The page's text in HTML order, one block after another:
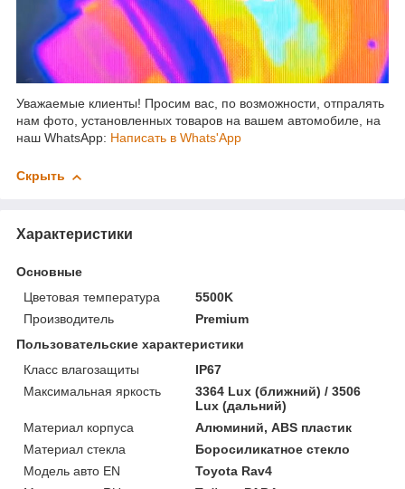
Уважаемые клиенты! Просим вас, по возможности, отпралять
нам фото, установленных товаров на вашем автомобиле, на
наш WhatsApp: Написать в Whats'App
Скрыть
Характеристики
Основные
Цветовая температура
5500K
Производитель
Premium
Пользовательские характеристики
Класс влагозащиты
IP67
Максимальная яркость
3364 Lux (ближний) / 3506
Lux (дальний)
Материал корпуса
Алюминий, ABS пластик
Материал стекла
Боросиликатное стекло
Модель авто EN
Toyota Rav4